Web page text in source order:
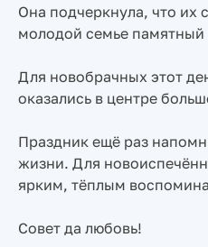
Она подчеркнула, что их
молодой семье памятный
Для новобрачных этот
оказались в центре
Праздник ещё раз
жизни. Для
ярким, тёплым
Совет да любовь!